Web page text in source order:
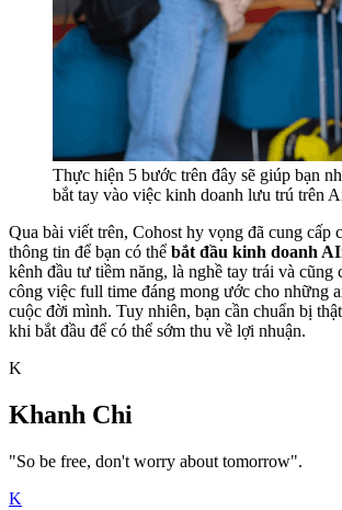
Thực hiện 5 bước trên đây sẽ giúp bạn
bắt tay vào việc kinh doanh lưu trú trên
Qua bài viết trên, Cohost hy vọng đã cung cấp
thông tin để bạn có thể bắt đầu kinh doanh
kênh đầu tư tiềm năng, là nghề tay trái và cũng
công việc full time đáng mong ước cho những
cuộc đời mình. Tuy nhiên, bạn cần chuẩn bị
khi bắt đầu để có thể sớm thu về lợi nhuận.
K
Khanh Chi
"So be free, don't worry about tomorrow".
K